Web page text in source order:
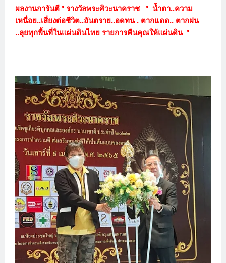
ผลงานการันตี " รางวัลพระศิวะนาคราช " น้ำตา..ความ
เหนื่อย..เสี่ยงต่อชีวิต..อันตราย..อดทน . ตากแดด.. ตากฝน
..ลุยทุกพื้นที่ในแผ่นดินไทย รายการคืนคุณให้แผ่นดิน "